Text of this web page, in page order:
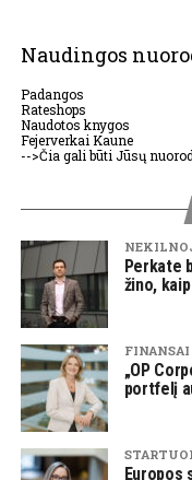
Naudingos
Padangos
Rateshops
Naudotos knygos
Fejerverkai Kaune
-->Čia gali būti Jūsų
Perkate
žino,
FINANSAI
„OP
portfelį
Europos